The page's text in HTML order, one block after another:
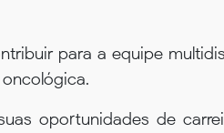
para a equipe
oportunidades de